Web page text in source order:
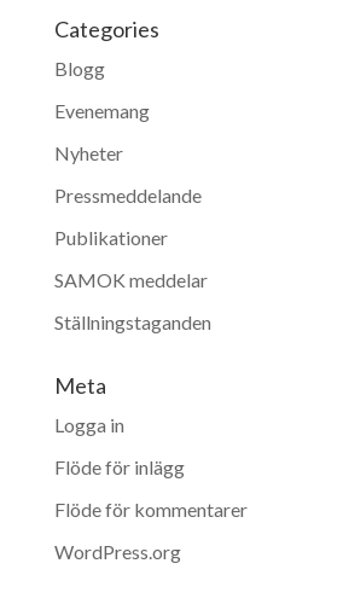
Categories
Blogg
Evenemang
Nyheter
Pressmeddelande
Publikationer
SAMOK meddelar
Ställningstaganden
Meta
Logga in
Flöde för inlägg
Flöde för kommentarer
WordPress.org